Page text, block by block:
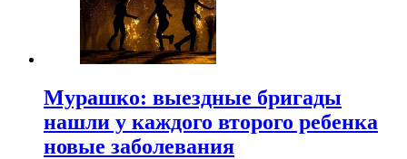
Мурашко: выездные бригады
нашли у каждого второго ребенка
новые заболевания